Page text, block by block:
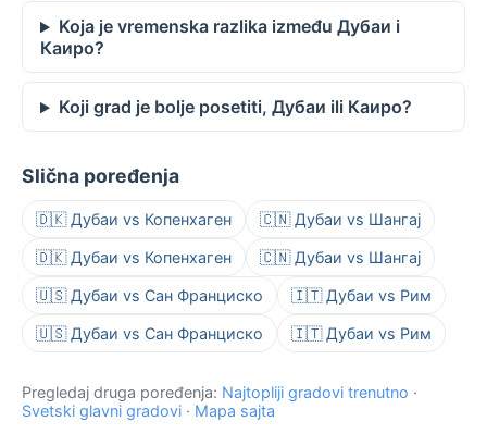
Koja je vremenska razlika između Дубаи i
Каиро?
Koji grad je bolje posetiti, Дубаи ili Каиро?
Slična poređenja
🇩🇰 Дубаи vs Копенхаген 🇨🇳 Дубаи vs Шангај
🇩🇰 Дубаи vs Копенхаген 🇨🇳 Дубаи vs Шангај
🇺🇸 Дубаи vs Сан Франциско 🇮🇹 Дубаи vs Рим
🇺🇸 Дубаи vs Сан Франциско 🇮🇹 Дубаи vs Рим
Pregledaj druga poređenja: Najtopliji gradovi trenutno ·
Svetski glavni gradovi · Mapa sajta